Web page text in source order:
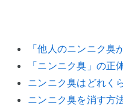
「他人のニンニク臭
「ニンニク臭」の正
ニンニク臭はどれく
ニンニク臭を消す方